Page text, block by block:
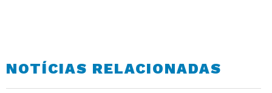
NOTÍCIAS RELACIONADAS